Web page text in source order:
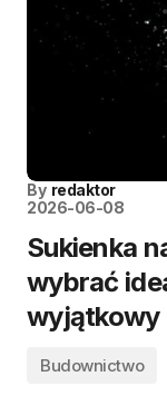
By redaktor
2026-06-08
Sukienka
wybrać
wyjątkowy
Budownictwo